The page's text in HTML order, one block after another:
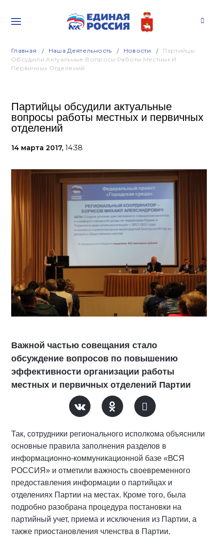
Главная Наша Деятельность Новости
Партийцы
Обсудили Актуальные Вопросы Работы Местных И
Первичных Отделений
Партийцы обсудили актуальные
вопросы работы местных и первичных
отделений
14 марта 2017, 14:38
Важной частью совещания стало
обсуждение вопросов по повышению
эффективности организации работы
местных и первичных отделений Партии
Так, сотрудники регионального исполкома объяснили
основные правила заполнения разделов в
информационно-коммуникационной базе «ВСЯ
РОССИЯ» и отметили важность своевременного
предоставления информации о партийцах и
отделениях Партии на местах. Кроме того, была
подробно разобрана процедура постановки на
партийный учет, приема и исключения из Партии, а
также приостановления членства в Партии.